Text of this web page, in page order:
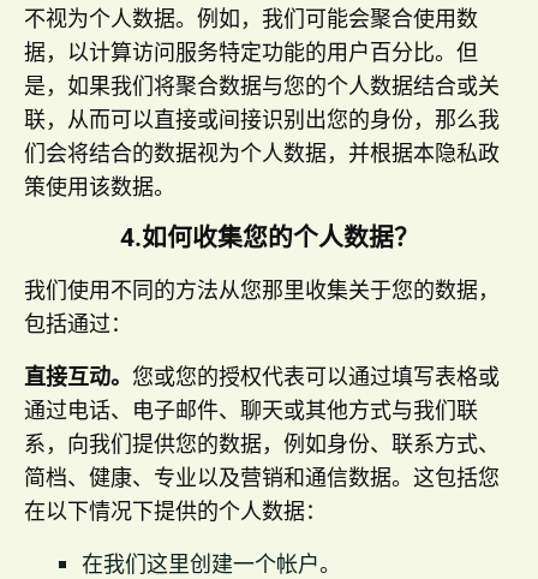
不视为个人数据。例如，我们可能会聚合使用数
据，以计算访问服务特定功能的用户百分比。但
是，如果我们将聚合数据与您的个人数据结合或关
联，从而可以直接或间接识别出您的身份，那么我
们会将结合的数据视为个人数据，并根据本隐私政
策使用该数据。
4.如何收集您的个人数据？
我们使用不同的方法从您那里收集关于您的数据，
包括通过：
直接互动。 您或您的授权代表可以通过填写表格或
通过电话、电子邮件、聊天或其他方式与我们联
系，向我们提供您的数据，例如身份、联系方式、
简档、健康、专业以及营销和通信数据。这包括您
在以下情况下提供的个人数据：
在我们这里创建一个帐户。